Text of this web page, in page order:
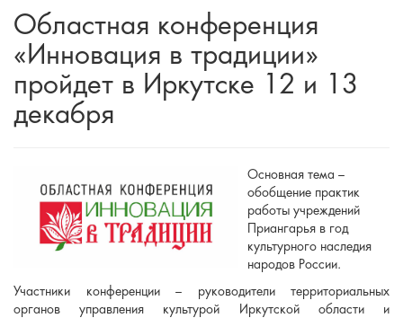
Областная конференция
«Инновация в традиции»
пройдет в Иркутске 12 и 13
декабря
Основная тема –
обобщение практик
работы учреждений
Приангарья в год
культурного наследия
народов России.
Участники конференции – руководители территориальных
органов управления культурой Иркутской области и